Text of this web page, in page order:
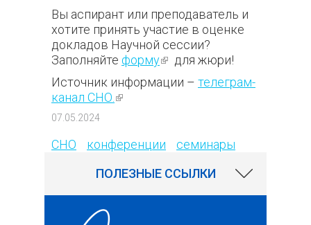
Вы аспирант или преподаватель и
хотите принять участие в оценке
докладов Научной сессии?
Заполняйте форму(внешняя
для жюри!
Источник информации – телеграм-
канал СНО. (внешняя ссылка)
07.05.2024
СНО конференции
семинары
ПОЛЕЗНЫЕ ССЫЛКИ